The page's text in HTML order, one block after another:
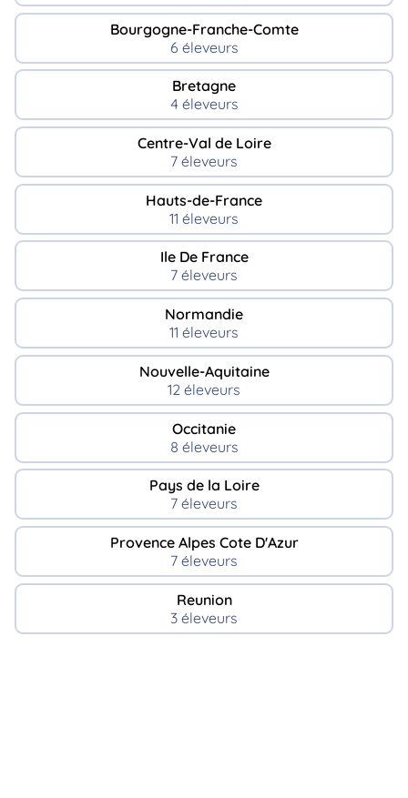
Bourgogne-Franche-Comte
6 éleveurs
Bretagne
4 éleveurs
Centre-Val de Loire
7 éleveurs
Hauts-de-France
11 éleveurs
Ile De France
7 éleveurs
Normandie
11 éleveurs
Nouvelle-Aquitaine
12 éleveurs
Occitanie
8 éleveurs
Pays de la Loire
7 éleveurs
Provence Alpes Cote D'Azur
7 éleveurs
Reunion
3 éleveurs